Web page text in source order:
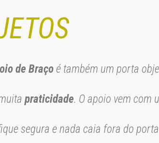
de Braçoé também um porta
praticidade. O apoio vem com
segura e nada caia fora do